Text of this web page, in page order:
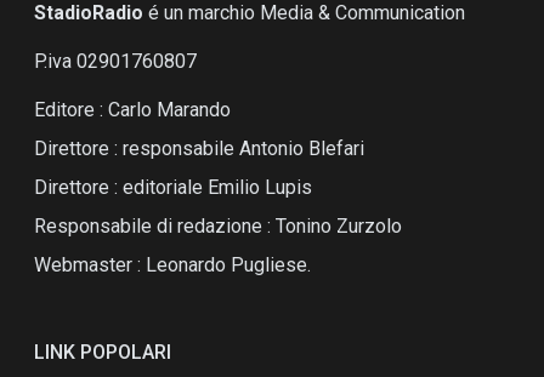
StadioRadio é un marchio Media & Communication
P.iva 02901760807
Editore : Carlo Marando
Direttore : responsabile Antonio Blefari
Direttore : editoriale Emilio Lupis
Responsabile di redazione : Tonino Zurzolo
Webmaster : Leonardo Pugliese.
LINK POPOLARI